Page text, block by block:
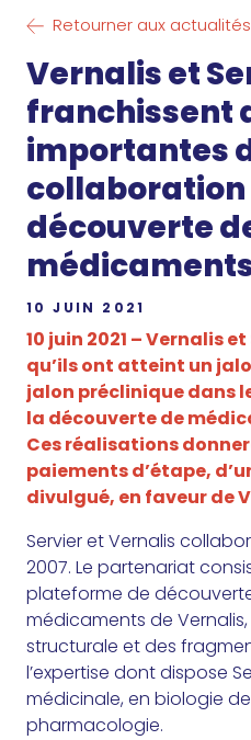
Retourner aux actualités
Vernalis et
franchissent
importantes
collaboration
découverte
10 JUIN 2021
10 juin 2021 – Vernalis
qu’ils ont atteint un
jalon préclinique dans
la découverte de
Ces réalisations
paiements d’étape,
divulgué, en faveur de
Servier et Vernalis
2007. Le partenariat
plateforme de
médicaments de
structurale et des
l’expertise dont dispose
médicinale, en biologie
pharmacologie.